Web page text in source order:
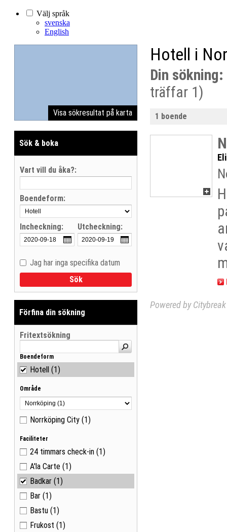
Välj språk
svenska
English
Hotell i
Din sökning:
träffar 1)
1 boende
Powered by
Visa sökresultat på karta
Sök & boka
Vart vill du åka?:
Boendeform:
Incheckning: Utcheckning:
Jag har inga specifika datum
Visa träffar som lista
Visa träffar på karta
Sök
Förfina din sökning
Fritextsökning
Boendeform
Hotell (1)
Område
Norrköping City (1)
Faciliteter
24 timmars check-in (1)
A'la Carte (1)
Badkar (1)
Bar (1)
Bastu (1)
Frukost (1)